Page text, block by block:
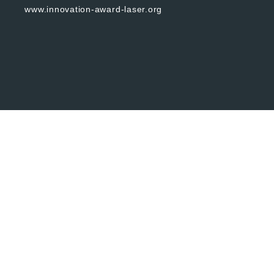
www.innovation-award-laser.org